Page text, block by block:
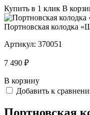
Купить в 1 клик В
Портновская колодка
Артикул: 370051
7 490 ₽
В корзину
Добавить к
Портновская